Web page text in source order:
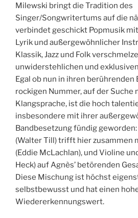
Milewski bringt die Tradition des
Singer/Songwritertums auf die
verbindet geschickt Popmusik
Lyrik und außergewöhnlicher
Klassik, Jazz und Folk
unwiderstehlichen und
Egal ob nun in ihren berührenden
rockigen Nummer, auf der Suche
Klangsprache, ist die hoch
insbesondere mit ihrer
Bandbesetzung fündig
(Walter Till) trifft hier zusammen
(Eddie McLachlan), und Violine
Heck) auf Agnès’ betörenden
Diese Mischung ist höchst
selbstbewusst und hat einen
Wiedererkennungswert.